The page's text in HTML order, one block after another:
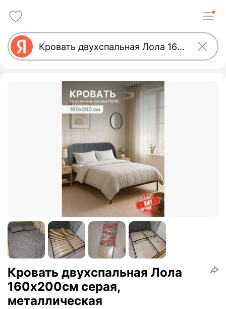
Кровать двухспальная Лола
160х200см серая,
металлическая